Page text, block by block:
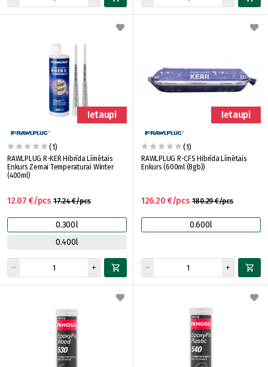
Ietaupi
(1)
RAWLPLUG R-KER Hibrīda Līmētais
Enkurs Zemai Temperaturai Winter
(400ml)
17.24 €/pcs
12.07 €/pcs
0.300l
0.400l
Ietaupi
(1)
RAWLPLUG R-CFS Hibrīda Līmētais
Enkurs (600ml (8gb))
180.29 €/pcs
126.20 €/pcs
0.600l